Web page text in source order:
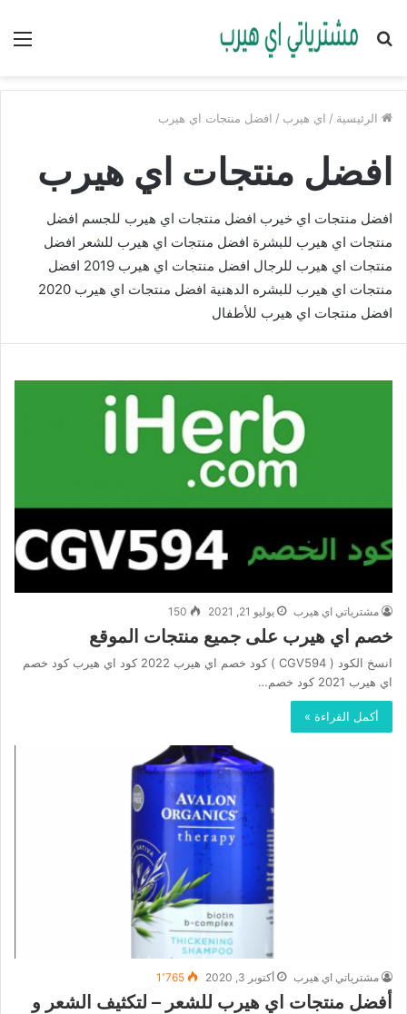
بحث
الرئيسية / اي هيرب / افضل منتجات اي هيرب
افضل منتجات اي هيرب
افضل منتجات اي خيرب افضل منتجات اي هيرب للجسم افضل
منتجات اي هيرب للبشرة افضل منتجات اي هيرب للشعر افضل
منتجات اي هيرب للرجال افضل منتجات اي هيرب 2019 افضل
منتجات اي هيرب للبشره الدهنية افضل منتجات اي هيرب 2020
افضل منتجات اي هيرب للأطفال
مشترياتي اي هيرب يوليو 21, 2021 150
خصم اي هيرب على جميع منتجات الموقع
انسخ الكود ( CGV594 ) كود خصم اي هيرب 2022 كود اي هيرب كود خصم
اي هيرب 2021 كود خصم…
أكمل القراءة »
مشترياتي اي هيرب أكتوبر 3, 2020 1٬765
أفضل منتجات اي هيرب للشعر – لتكثيف الشعر و